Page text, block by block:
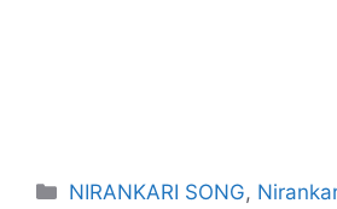
NIRANKARI SONG,